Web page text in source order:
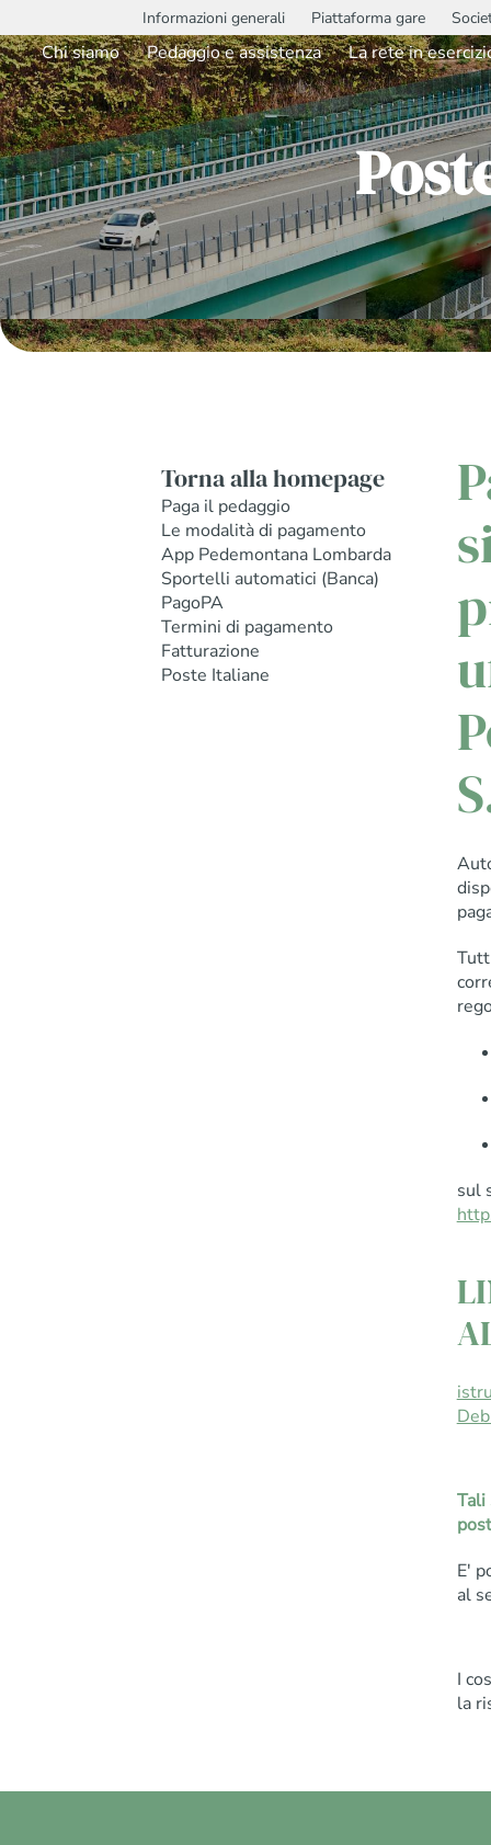
Informazioni generali Piattaforma gare
Chi siamo Pedaggio e assistenza La rete in
Torna alla homepage
Paga il pedaggio
Le modalità di pagamento
App Pedemontana Lombarda
Sportelli automatici (Banca)
PagoPA
Termini di pagamento
Fatturazione
Poste Italiane
sul
Tali
E'
al
I
la